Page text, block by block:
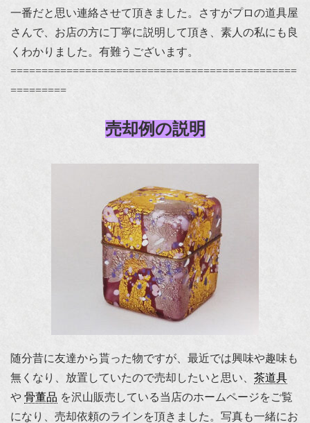
一番だと思い連絡させて頂きました。さすがプロの道具屋
さんで、お店の方に丁寧に説明して頂き、素人の私にも良
くわかりました。有難うございます。
==============================================
=========
売却例の説明
随分昔に友達から貰った物ですが、最近では興味や趣味も
無くなり、放置していたので売却したいと思い、 茶道具
や 骨董品 を沢山販売している当店のホームページをご覧
になり、売却依頼のラインを頂きました。写真も一緒にお